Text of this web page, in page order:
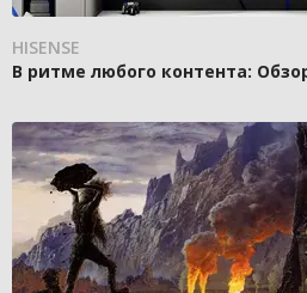
HISENSE
В ритме любого контента: Обзор